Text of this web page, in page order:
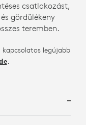
csatlakozást,
gördülékeny
teremben.
legújabb
.